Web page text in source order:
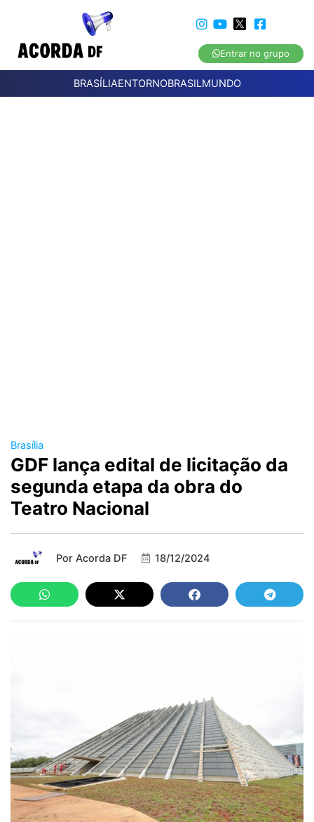
Entrar no grupo
BRASÍLIAENTORNOBRASILMUNDO
Brasília
GDF lança edital de licitação da
segunda etapa da obra do
Teatro Nacional
Por Acorda DF 18/12/2024